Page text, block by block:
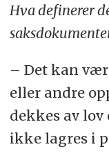
Hva definerer
– Det kan
eller andre
dekkes av
ikke lagres i